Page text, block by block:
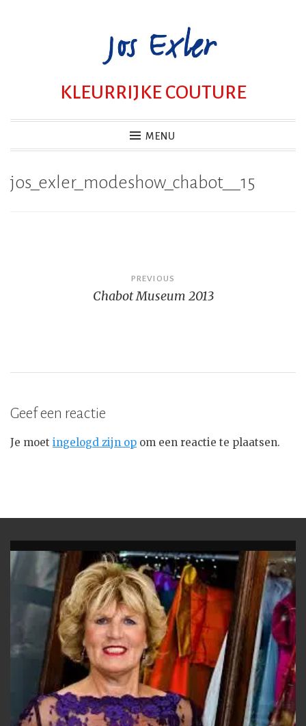
KLEURRIJKE COUTURE
MENU
jos_exler_modeshow_chabot__15
PREVIOUS
Chabot Museum 2013
Geef een reactie
Je moet ingelogd zijn op om een reactie te plaatsen.